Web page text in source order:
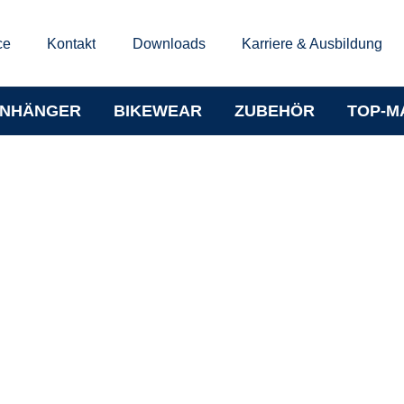
Kontakt Downloads Karriere & Ausbildung
BIKEWEAR ZUBEHÖR TOP-